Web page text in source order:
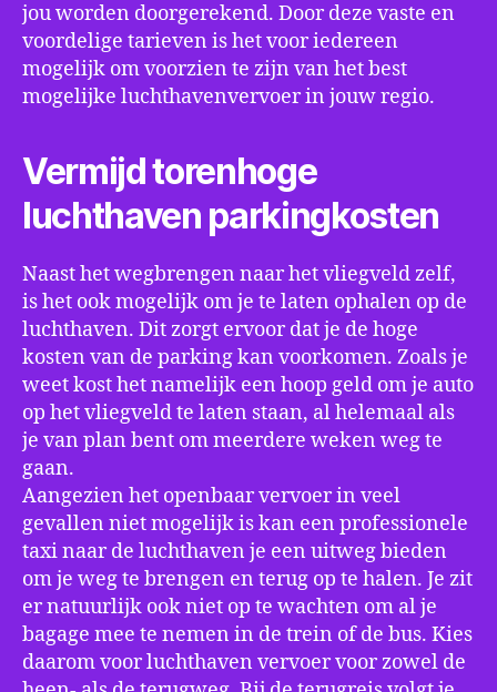
jou worden doorgerekend. Door deze vaste en
voordelige tarieven is het voor iedereen
mogelijk om voorzien te zijn van het best
mogelijke luchthavenvervoer in jouw regio.
Vermijd torenhoge
luchthaven parkingkosten
Naast het wegbrengen naar het vliegveld zelf,
is het ook mogelijk om je te laten ophalen op de
luchthaven. Dit zorgt ervoor dat je de hoge
kosten van de parking kan voorkomen. Zoals je
weet kost het namelijk een hoop geld om je auto
op het vliegveld te laten staan, al helemaal als
je van plan bent om meerdere weken weg te
gaan.
Aangezien het openbaar vervoer in veel
gevallen niet mogelijk is kan een professionele
taxi naar de luchthaven je een uitweg bieden
om je weg te brengen en terug op te halen. Je zit
er natuurlijk ook niet op te wachten om al je
bagage mee te nemen in de trein of de bus. Kies
daarom voor luchthaven vervoer voor zowel de